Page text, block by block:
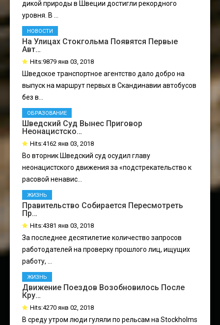
дикой природы в Швеции достигли рекордного
уровня. В ...
На Улицах Стокгольма Появятся Первые
Авт…
Hits:9879 янв 03, 2018
НОВОСТИ
Шведское транспортное агентство дало добро на
выпуск на маршрут первых в Скандинавии автобусов
без в...
Шведский Суд Вынес Приговор
Неонацистско…
Hits:4162 янв 03, 2018
ОБРАЗОВАНИЕ
Во вторник Шведский суд осудил главу
неонацистского движения за «подстрекательство к
расовой ненавис...
Правительство Собирается Пересмотреть
Пр…
Hits:4381 янв 03, 2018
ЖИЗНЬ
За последнее десятилетие количество запросов
работодателей на проверку прошлого лиц, ищущих
работу, ...
Движение Поездов Возобновилось После
Кру…
Hits:4270 янв 02, 2018
ЖИЗНЬ
В среду утром люди гуляли по рельсам на Stockholms